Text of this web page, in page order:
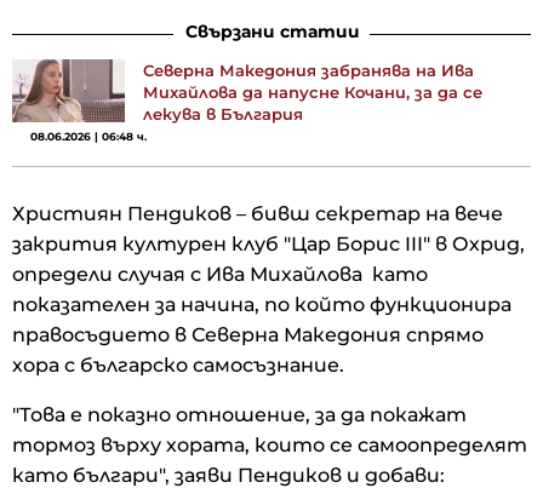
Свързани статии
Северна Македония забранява на Ива
Михайлова да напусне Кочани, за да се
лекува в България
08.06.2026 | 06:48 ч.
Християн Пендиков – бивш секретар на вече
закрития културен клуб "Цар Борис III" в Охрид,
определи случая с Ива Михайлова като
показателен за начина, по който функционира
правосъдието в Северна Македония спрямо
хора с българско самосъзнание.
"Това е показно отношение, за да покажат
тормоз върху хората, които се самоопределят
като българи", заяви Пендиков и добави: